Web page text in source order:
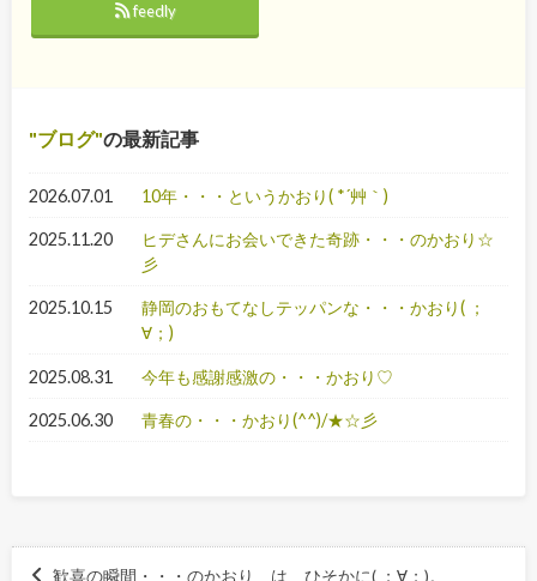
feedly
ブログ の最新記事
2026.07.01 10年・・・というかおり( *´艸｀)
2025.11.20
ヒデさんにお会いできた奇跡・・・のかおり☆
彡
2025.10.15
静岡のおもてなしテッパンな・・・かおり( ；
∀；)
2025.08.31 今年も感謝感激の・・・かおり♡
2025.06.30 青春の・・・かおり(^^)/★☆彡
歓喜の瞬間・・・のかおり は ひそかに( ；∀；)。